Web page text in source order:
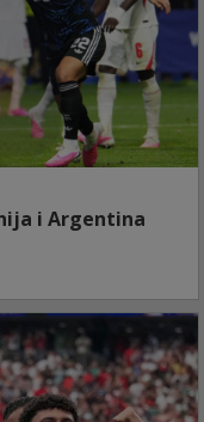
i Argentina